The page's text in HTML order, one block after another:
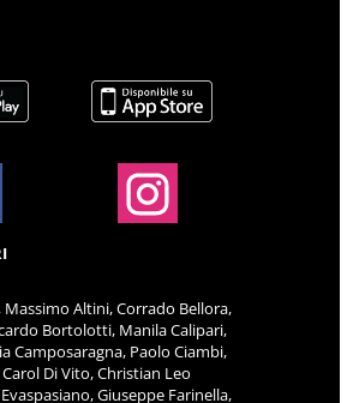
Massimo Altini, Corrado Bellora,
Bortolotti, Manila Calipari,
Camposaragna, Paolo Ciambi,
Di Vito, Christian Leo
Giuseppe Farinella,